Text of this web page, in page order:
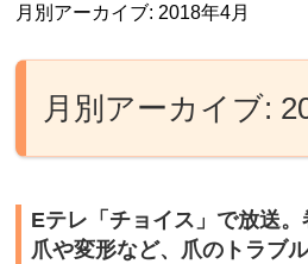
月別アーカイブ: 2018年4月
月別アーカイブ:
Eテレ「チョイス」で放送。
爪や変形など、爪のトラブ